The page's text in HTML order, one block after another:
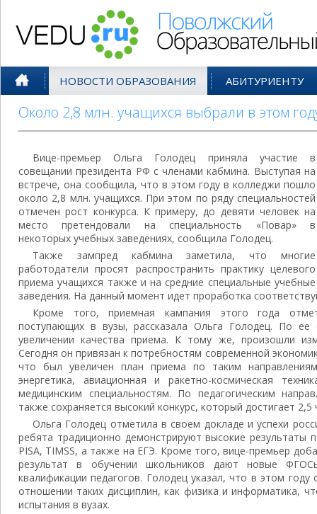
НОВОСТИ ОБРАЗОВАНИЯ АБИТУРИЕНТУ
Около 2,8 млн. учащихся выбрали в этом
Вице-премьер Ольга Голодец приняла участие в
совещании президента РФ с членами кабмина. Выступая на
встрече, она сообщила, что в этом году в колледжи пошло
около 2,8 млн. учащихся. При этом по ряду специальностей
отмечен рост конкурса. К примеру, до девяти человек на
место претендовали на специальность «Повар» в
некоторых учебных заведениях, сообщила Голодец.
Также зампред кабмина заметила, что многие
работодатели просят распространить практику целевого
приема учащихся также и на средние специальные учебные
заведения. На данный момент идет проработка
Кроме того, приемная кампания этого года
поступающих в вузы, рассказала Ольга Голодец. По ее
увеличении качества приема. К тому же, произошли
Сегодня он привязан к потребностям современной
что был увеличен план приема по таким
энергетика, авиационная и ракетно-космическая
медицинским специальностям. По педагогическим
также сохраняется высокий конкурс, который достигает
Ольга Голодец отметила в своем докладе и успехи
ребята традиционно демонстрируют высокие результаты
PISA, TIMSS, а также на ЕГЭ. Кроме того, вице-премьер
результат в обучении школьников дают новые
квалификации педагогов. Голодец указал, что в этом
отношении таких дисциплин, как физика и информатика,
испытания в вузах.